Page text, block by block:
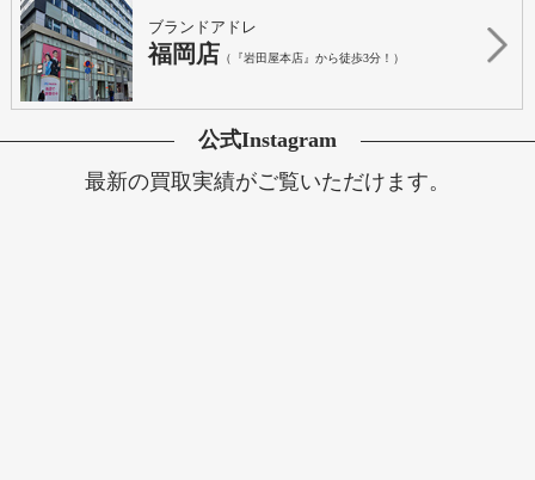
ブランドアドレ
福岡店 （『岩田屋本店』から徒歩3分！）
公式Instagram
最新の買取実績がご覧いただけます。